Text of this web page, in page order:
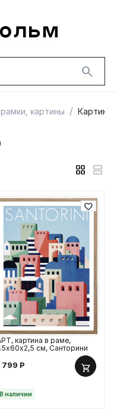
картины /
картина в раме,
см, Санторини
799 Р
В наличии